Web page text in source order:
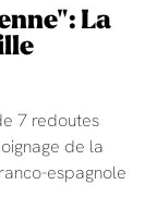
La
7 redoutes
de la
espagnole